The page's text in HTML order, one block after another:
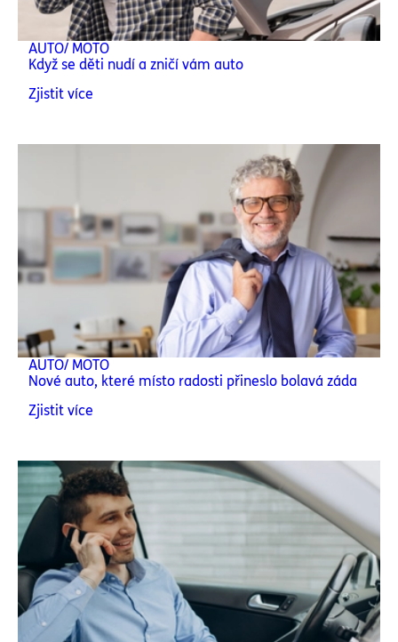
AUTO/ MOTO
Když se děti nudí a zničí vám auto
Zjistit více
AUTO/ MOTO
Nové auto, které místo radosti přineslo bolavá záda
Zjistit více